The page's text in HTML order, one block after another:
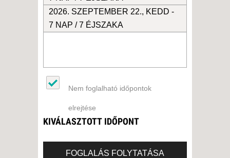
2026. SZEPTEMBER 22., KEDD -
7 NAP / 7 ÉJSZAKA
Nem foglalható időpontok
elrejtése
KIVÁLASZTOTT IDŐPONT
FOGLALÁS FOLYTATÁSA